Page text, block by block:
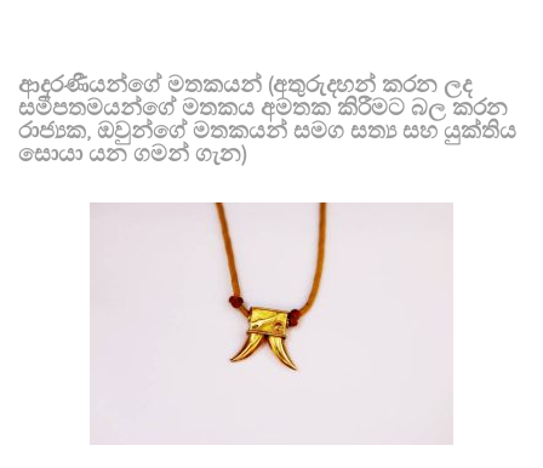
ආදරණීයන්ගේ මතකයන් (අතුරුදහන් කරන ලද
සමීපතමයන්ගේ මතකය අමතක කිරීමට බල කරන
රාජ්‍යක, ඔවුන්ගේ මතකයන් සමග සත්‍ය සහ යුක්තිය
සොයා යන ගමන් ගැන)